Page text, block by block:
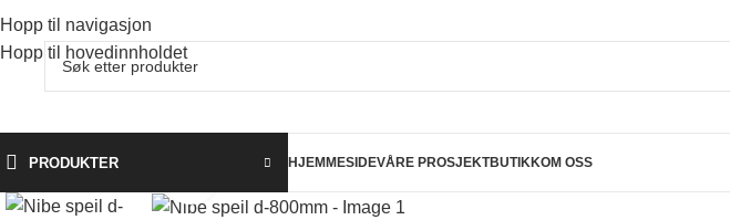
Hopp til navigasjon
Hopp til hovedinnholdet
PRODUKTER HJEMMESIDEVÅRE PROSJEKTBUTIKKOM OSS